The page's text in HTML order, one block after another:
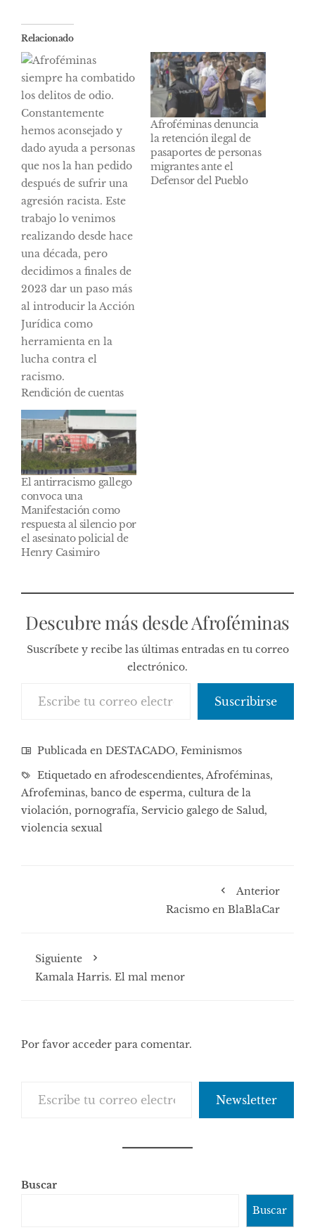
Relacionado
Rendición de cuentas
Afroféminas denuncia
la retención ilegal de
pasaportes de personas
migrantes ante el
Defensor del Pueblo
El antirracismo gallego
convoca una
Manifestación como
respuesta al silencio por
el asesinato policial de
Henry Casimiro
Descubre más desde Afroféminas
Suscríbete y recibe las últimas entradas en tu correo
electrónico.
Suscribirse
Publicada en DESTACADO, Feminismos
Etiquetado en afrodescendientes, Afroféminas,
Afrofeminas, banco de esperma, cultura de la
violación, pornografía, Servicio galego de Salud,
violencia sexual
Anterior
Racismo en BlaBlaCar
Siguiente
Kamala Harris. El mal menor
Por favor acceder para comentar.
Newsletter
Buscar
Buscar